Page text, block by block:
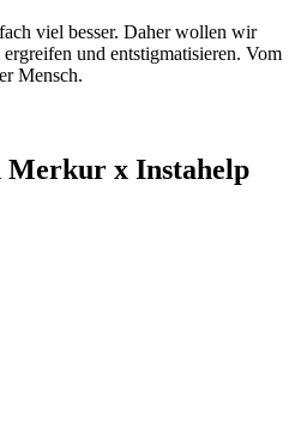
viel besser. Daher wollen wir
und entstigmatisieren. Vom
Mensch.
Merkur x Instahelp